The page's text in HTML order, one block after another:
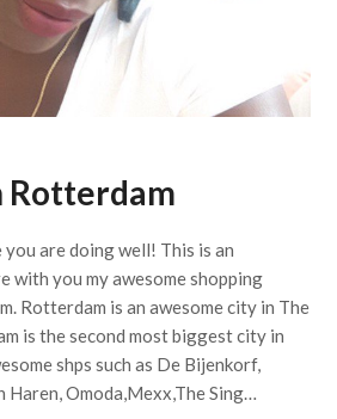
Rotterdam
are doing well! This is an
with you my awesome shopping
Rotterdam is an awesome city in The
is the second most biggest city in
shps such as De Bijenkorf,
Haren, Omoda,Mexx,The Sing…